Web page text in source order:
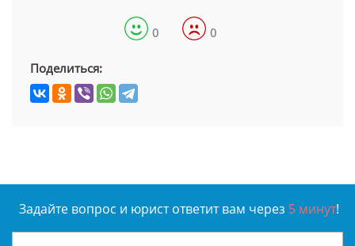
0 0
Поделиться:
Задайте вопрос и юрист ответит вам через 5 минут!